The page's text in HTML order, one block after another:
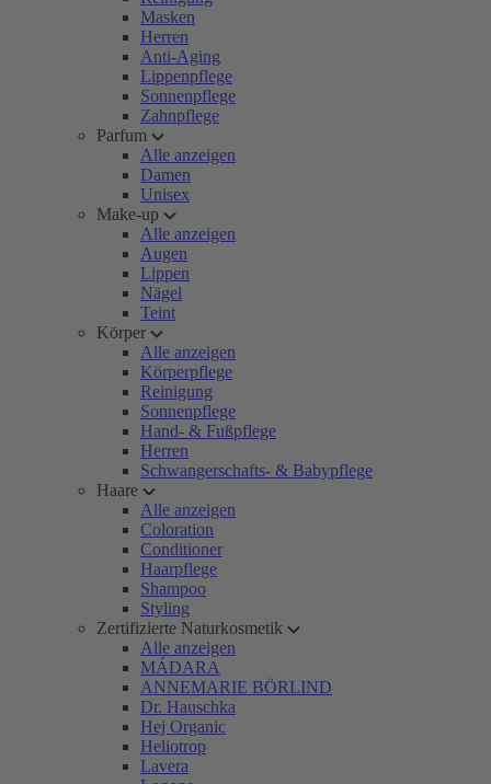
Masken
Herren
Anti-Aging
Lippenpflege
Sonnenpflege
Zahnpflege
Parfum
Alle anzeigen
Damen
Unisex
Make-up
Alle anzeigen
Augen
Lippen
Nägel
Teint
Körper
Alle anzeigen
Körperpflege
Reinigung
Sonnenpflege
Hand- & Fußpflege
Herren
Schwangerschafts- & Babypflege
Haare
Alle anzeigen
Coloration
Conditioner
Haarpflege
Shampoo
Styling
Zertifizierte Naturkosmetik
Alle anzeigen
MÁDARA
ANNEMARIE BÖRLIND
Dr. Hauschka
Hej Organic
Heliotrop
Lavera